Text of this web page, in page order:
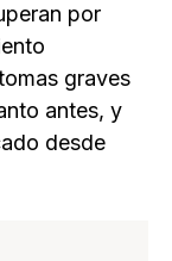
por
graves
antes, y
desde